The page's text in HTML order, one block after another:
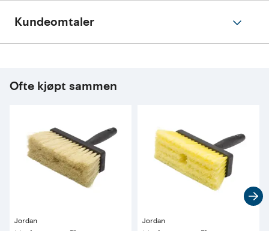
Kundeomtaler
Ofte kjøpt sammen
Jordan Jordan